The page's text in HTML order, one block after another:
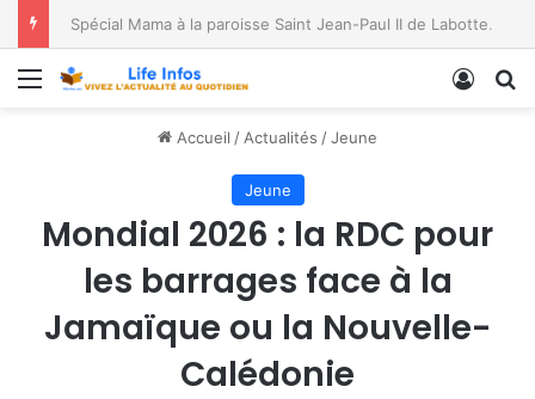
Spécial Mama à la paroisse Saint Jean-Paul II de Labotte, dans le diocèse de Bukavu
Menu
Accueil / Actualités /Jeune
Jeune
Mondial 2026 : la RDC pour
les barrages face à la
Jamaïque ou la Nouvelle-
Calédonie